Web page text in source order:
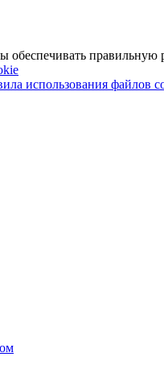
правильную
использования файлов